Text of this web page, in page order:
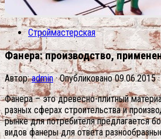
Строймастерская
Фанера: производство,
Автор:admin · Опубликовано09.06.2015
Фанера – это древесно-плитный
разных сферах строительства и
рынке для потребителя предлагается
видов фанеры для ответа